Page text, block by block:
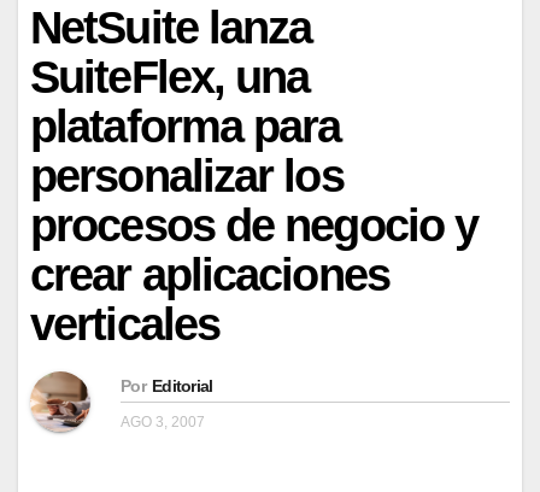
NetSuite lanza
SuiteFlex, una
plataforma para
personalizar los
procesos de negocio y
crear aplicaciones
verticales
Por Editorial
AGO 3, 2007